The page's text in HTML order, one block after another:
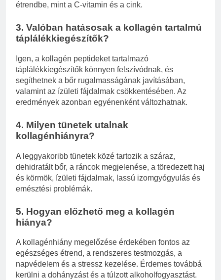
étrendbe, mint a C-vitamin és a cink.
3. Valóban hatásosak a kollagén tartalmú
táplálékkiegészítők?
Igen, a kollagén peptideket tartalmazó
táplálékkiegészítők könnyen felszívódnak, és
segíthetnek a bőr rugalmasságának javításában,
valamint az ízületi fájdalmak csökkentésében. Az
eredmények azonban egyénenként változhatnak.
4. Milyen tünetek utalnak
kollagénhiányra?
A leggyakoribb tünetek közé tartozik a száraz,
dehidratált bőr, a ráncok megjelenése, a töredezett haj
és körmök, ízületi fájdalmak, lassú izomgyógyulás és
emésztési problémák.
5. Hogyan előzhető meg a kollagén
hiánya?
A kollagénhiány megelőzése érdekében fontos az
egészséges étrend, a rendszeres testmozgás, a
napvédelem és a stressz kezelése. Érdemes továbbá
kerülni a dohányzást és a túlzott alkoholfogyasztást.